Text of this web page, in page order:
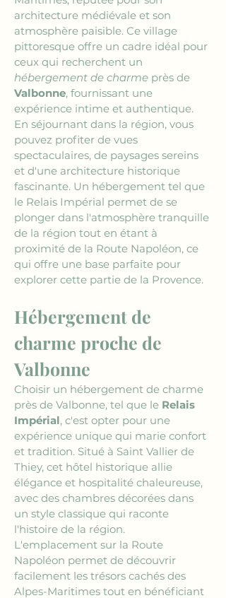
architecture médiévale et son
atmosphère paisible. Ce village
pittoresque offre un cadre idéal pour
ceux qui recherchent un
hébergement de charme près de
Valbonne, fournissant une
expérience intime et authentique.
En séjournant dans la région, vous
pouvez profiter de vues
spectaculaires, de paysages sereins
et d'une architecture historique
fascinante. Un hébergement tel que
le Relais Impérial permet de se
plonger dans l'atmosphère tranquille
de la région tout en étant à
proximité de la Route Napoléon, ce
qui offre une base parfaite pour
explorer cette partie de la Provence.
Hébergement de
charme proche de
Valbonne
Choisir un hébergement de charme
près de Valbonne, tel que le Relais
Impérial, c'est opter pour une
expérience unique qui marie confort
et tradition. Situé à Saint Vallier de
Thiey, cet hôtel historique allie
élégance et hospitalité chaleureuse,
avec des chambres décorées dans
un style classique qui raconte
l'histoire de la région.
L'emplacement sur la Route
Napoléon permet de découvrir
facilement les trésors cachés des
Alpes-Maritimes tout en bénéficiant